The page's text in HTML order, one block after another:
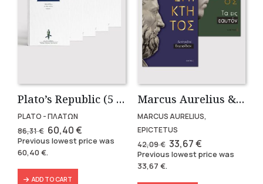
Plato’s Republic (5 volumes)
PLATO - ΠΛΑΤΩΝ
86,31€ Original
price
was:
86,31 €.
60,40€Current
price
is:
Previous lowest price was
60,40€.
ADD TO CART
Marcus Aurelius & Epictetus (Compact works in Greek)
MARCUS AURELIUS,
EPICTETUS
42,09€ Original
price
was:
33,67€Current
price
is:
Previous lowest price was
33,67 €.